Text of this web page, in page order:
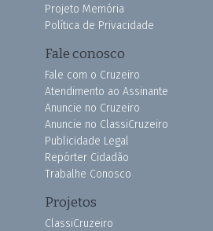
Projeto Memória
Política de Privacidade
Fale conosco
Fale com o Cruzeiro
Atendimento ao Assinante
Anuncie no Cruzeiro
Anuncie no ClassiCruzeiro
Publicidade Legal
Repórter Cidadão
Trabalhe Conosco
Projetos
ClassiCruzeiro